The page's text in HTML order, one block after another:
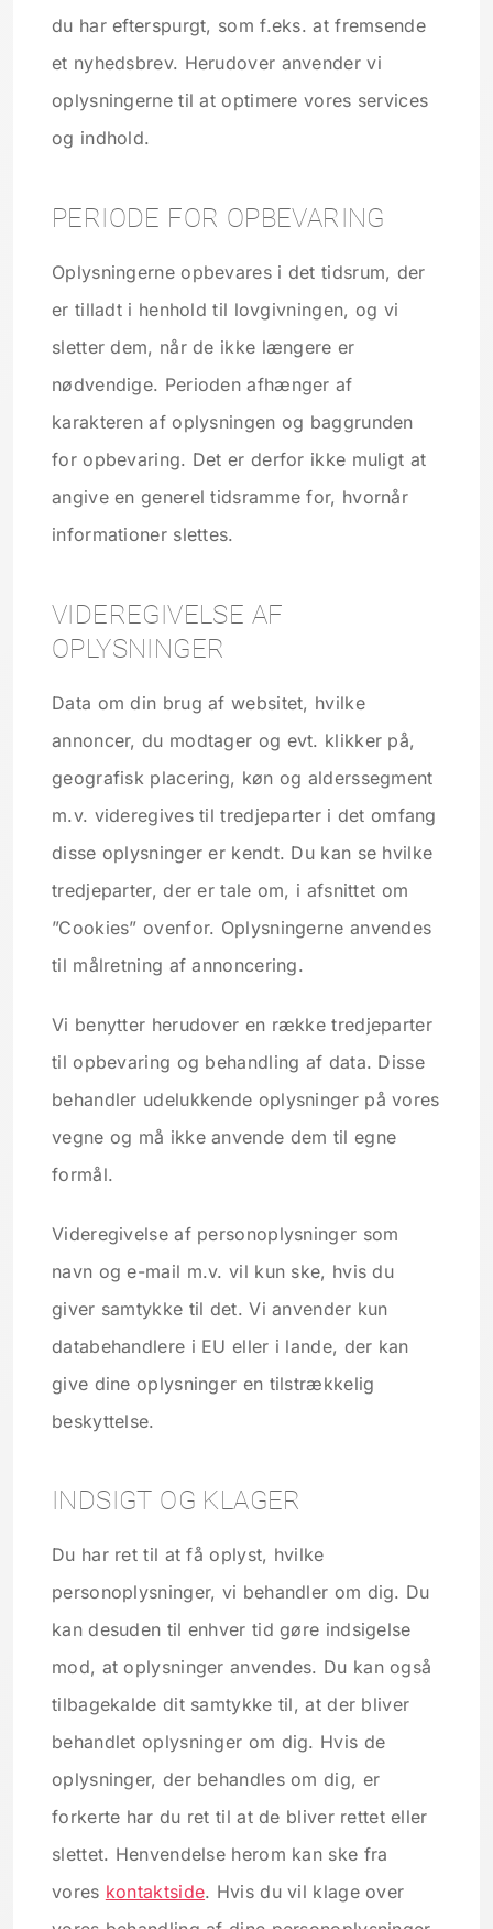
du har efterspurgt, som f.eks. at fremsende
et nyhedsbrev. Herudover anvender vi
oplysningerne til at optimere vores services
og indhold.
PERIODE FOR OPBEVARING
Oplysningerne opbevares i det tidsrum, der
er tilladt i henhold til lovgivningen, og vi
sletter dem, når de ikke længere er
nødvendige. Perioden afhænger af
karakteren af oplysningen og baggrunden
for opbevaring. Det er derfor ikke muligt at
angive en generel tidsramme for, hvornår
informationer slettes.
VIDEREGIVELSE AF
OPLYSNINGER
Data om din brug af websitet, hvilke
annoncer, du modtager og evt. klikker på,
geografisk placering, køn og alderssegment
m.v. videregives til tredjeparter i det omfang
disse oplysninger er kendt. Du kan se hvilke
tredjeparter, der er tale om, i afsnittet om
”Cookies” ovenfor. Oplysningerne anvendes
til målretning af annoncering.
Vi benytter herudover en række tredjeparter
til opbevaring og behandling af data. Disse
behandler udelukkende oplysninger på vores
vegne og må ikke anvende dem til egne
formål.
Videregivelse af personoplysninger som
navn og e-mail m.v. vil kun ske, hvis du
giver samtykke til det. Vi anvender kun
databehandlere i EU eller i lande, der kan
give dine oplysninger en tilstrækkelig
beskyttelse.
INDSIGT OG KLAGER
Du har ret til at få oplyst, hvilke
personoplysninger, vi behandler om dig. Du
kan desuden til enhver tid gøre indsigelse
mod, at oplysninger anvendes. Du kan også
tilbagekalde dit samtykke til, at der bliver
behandlet oplysninger om dig. Hvis de
oplysninger, der behandles om dig, er
forkerte har du ret til at de bliver rettet eller
slettet. Henvendelse herom kan ske fra
vores kontaktside. Hvis du vil klage over